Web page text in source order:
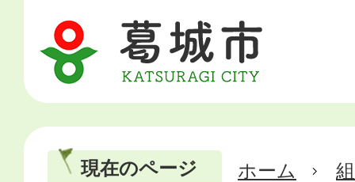
現在のページ ホーム